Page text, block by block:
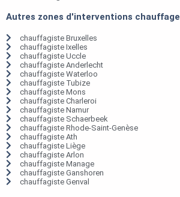
Autres zones d'interventions chauffage
chauffagiste Bruxelles
chauffagiste Ixelles
chauffagiste Uccle
chauffagiste Anderlecht
chauffagiste Waterloo
chauffagiste Tubize
chauffagiste Mons
chauffagiste Charleroi
chauffagiste Namur
chauffagiste Schaerbeek
chauffagiste Rhode-Saint-Genèse
chauffagiste Ath
chauffagiste Liège
chauffagiste Arlon
chauffagiste Manage
chauffagiste Ganshoren
chauffagiste Genval